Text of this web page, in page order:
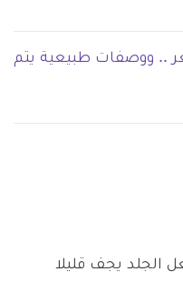
.. ووصفات طبيعية يتم
الجلد يجف قليلا